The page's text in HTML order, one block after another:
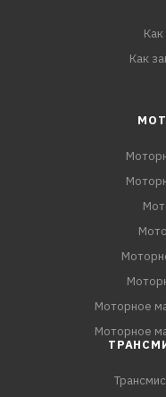
Как
Моторное
Моторное